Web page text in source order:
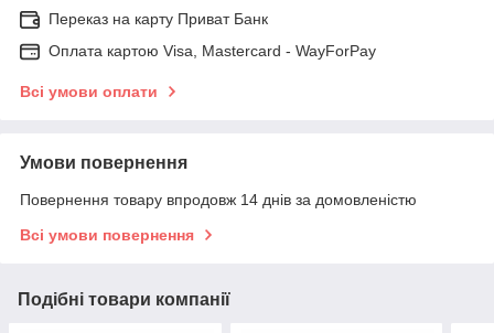
Переказ на карту Приват Банк
Оплата картою Visa, Mastercard - WayForPay
Всі умови оплати
Умови повернення
Повернення товару впродовж 14 днів за домовленістю
Всі умови повернення
Подібні товари компанії